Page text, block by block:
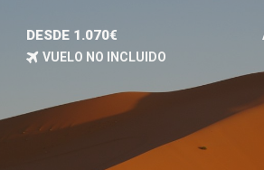
DESDE 1.070€
VUELO NO INCLUIDO